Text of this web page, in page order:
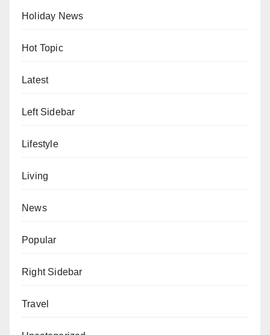
Holiday News
Hot Topic
Latest
Left Sidebar
Lifestyle
Living
News
Popular
Right Sidebar
Travel